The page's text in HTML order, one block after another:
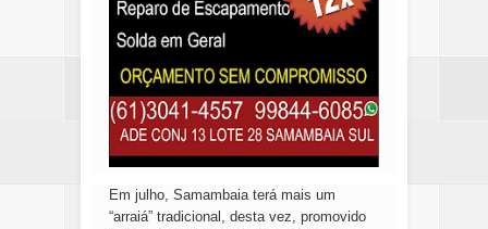
Em julho, Samambaia terá mais um
“arraiá” tradicional, desta vez, promovido